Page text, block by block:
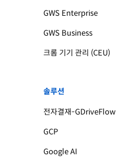
GWS Enterprise
GWS Business
크롬 기기 관리 (CEU)
솔루션
전자결재-GDriveFlow
GCP
Google AI